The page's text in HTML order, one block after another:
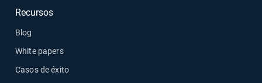
Recursos
Blog
White papers
Casos de éxito